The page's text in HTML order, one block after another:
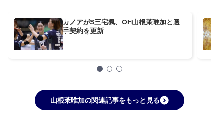
カノアがS三宅楓、OH山根茉唯加と選
手契約を更新
山根茉唯加の関連記事をもっと見る